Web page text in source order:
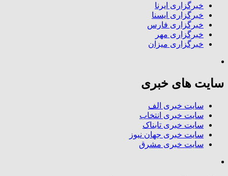
خبرگزاری ایرنا
خبرگزاری ایسنا
خبرگزاری فارس
خبرگزاری مهر
خبرگزاری میزان
سایت های خبری
سایت خبری الف
سایت خبری انتخاب
سایت خبری تابناک
سایت خبری جهان نیوز
سایت خبری مشرق